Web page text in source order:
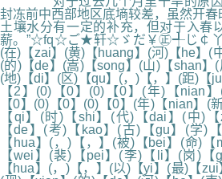
封冻前中西部地区底墒较差，虽然开
土壤水分有一定的补充，但对于入春
薪。”☆fq☆ご★轩☆ゞだ￥㊣╃じ
(在)【zai】(黄)【huang】(河)【he】(
(的)【de】(嵩)【song】(山)【shan】(
(地)【di】(区)【qu】(，)【，】(距)【
【2】(0)【0】(0)【0】(年)【nian
【0】(0)【0】(0)【0】(年)【nian】(
【qi】(时)【shi】(代)【dai】(中)
【de】(考)【kao】(古)【gu】(学)
【hua】(，)【，】(被)【bei】(命)
【wei】(裴)【pei】(李)【li】(岗)【
【hua】(，)【，】(以)【yi】(最)【zui